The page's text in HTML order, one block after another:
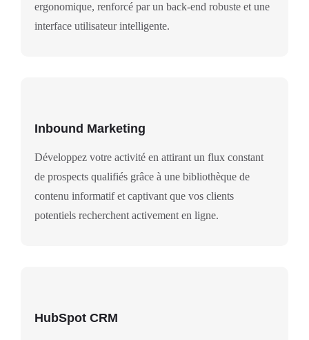
ergonomique, renforcé par un back-end robuste et une
interface utilisateur intelligente.
Inbound Marketing
Développez votre activité en attirant un flux constant
de prospects qualifiés grâce à une bibliothèque de
contenu informatif et captivant que vos clients
potentiels recherchent activement en ligne.
HubSpot CRM